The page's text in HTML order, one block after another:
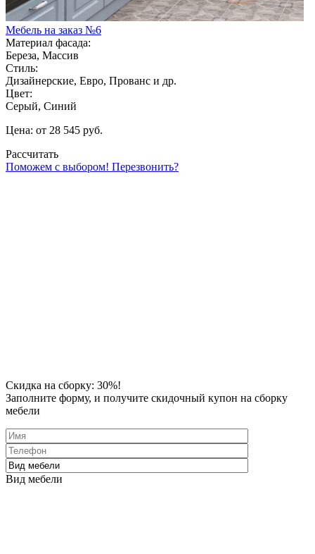
Мебель на заказ №6
Материал фасада:
Береза, Массив
Стиль:
Дизайнерские, Евро, Прованс и др.
Цвет:
Серый, Синий
Цена: от 28 545 руб.
Рассчитать
Поможем с выбором! Перезвонить?
Скидка на сборку: 30%!
Заполните форму, и получите скидочный купон на сборку
мебели
Вид мебели